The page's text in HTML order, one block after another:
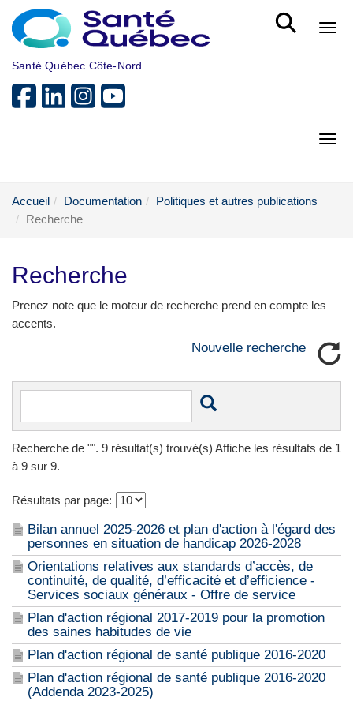
Aller au menu principal
Santé Québec Côte-Nord
Accueil Documentation
Politiques et autres publications
Recherche
Recherche
Prenez note que le moteur de recherche prend en compte les
accents.
Nouvelle recherche
Recherche de "". 9 résultat(s) trouvé(s) Affiche les résultats de 1
à 9 sur 9.
Résultats par page:
Bilan annuel 2025-2026 et plan d'action à l'égard des
personnes en situation de handicap 2026-2028
Orientations relatives aux standards d’accès, de
continuité, de qualité, d’efficacité et d’efficience -
Services sociaux généraux - Offre de service
Plan d'action régional 2017-2019 pour la promotion
des saines habitudes de vie
Plan d'action régional de santé publique 2016-2020
Plan d'action régional de santé publique 2016-2020
(Addenda 2023-2025)